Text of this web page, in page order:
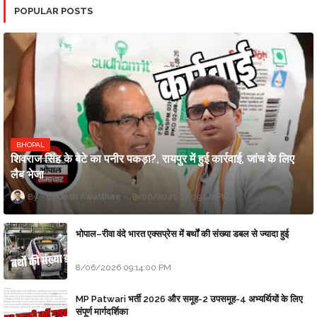
POPULAR POSTS
BHOPAL
शिवराज सिंह के बेटे का पनीर पकड़ा?, रायपुर में हुई कार्रवाई, जांच के लिए
लैब भेजा
Updesh Awasthee 8/06/2026 10:09:00 PM
भोपाल–रीवा वंदे भारत एक्सप्रेस में बर्थों की संख्या डबल से ज्यादा हुई
8/06/2026 09:14:00 PM
MP Patwari भर्ती 2026 और समूह-2 उपसमूह-4 अभ्यर्थियों के लिए
संपूर्ण मार्गदर्शिका